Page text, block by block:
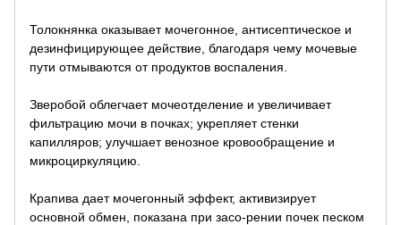
Толокнянка оказывает мочегонное, антисептическое и
дезинфицирующее действие, благодаря чему мочевые
пути отмываются от продуктов воспаления.
Зверобой облегчает мочеотделение и увеличивает
фильтрацию мочи в почках; укрепляет стенки
капилляров; улучшает венозное кровообращение и
микроциркуляцию.
Крапива дает мочегонный эффект, активизирует
основной обмен, показана при засо-рении почек песком